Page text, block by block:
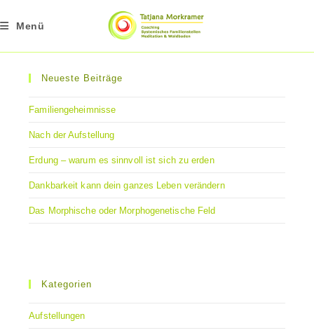
InhaltMenü
Neueste Beiträge
Familiengeheimnisse
Nach der Aufstellung
Erdung – warum es sinnvoll ist sich zu erden
Dankbarkeit kann dein ganzes Leben verändern
Das Morphische oder Morphogenetische Feld
Kategorien
Aufstellungen